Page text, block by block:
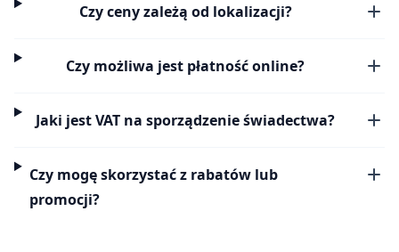
Czy ceny zależą od lokalizacji?
Czy możliwa jest płatność online?
Jaki jest VAT na sporządzenie świadectwa?
Czy mogę skorzystać z rabatów lub
promocji?